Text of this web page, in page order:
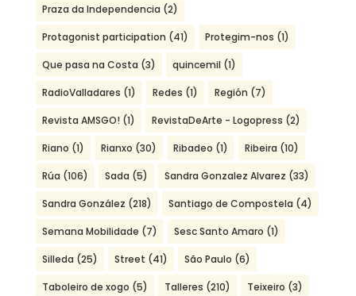
Praza da Independencia (2)
Protagonist participation (41) Protegim-nos (1)
Que pasa na Costa (3) quincemil (1)
RadioValladares (1) Redes (1) Región (7)
Revista AMSGO! (1) RevistaDeArte - Logopress (2)
Riano (1) Rianxo (30) Ribadeo (1) Ribeira (10)
Rúa (106) Sada (5) Sandra Gonzalez Alvarez (33)
Sandra González (218) Santiago de Compostela (4)
Semana Mobilidade (7) Sesc Santo Amaro (1)
Silleda (25) Street (41) São Paulo (6)
Taboleiro de xogo (5) Talleres (210) Teixeiro (3)